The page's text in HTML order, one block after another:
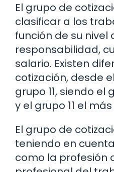
El grupo de
clasificar a los
función de su nivel
responsabilidad,
salario. Existen
cotización, desde
grupo 11, siendo el
y el grupo 11 el
El grupo de
teniendo en
como la profesión